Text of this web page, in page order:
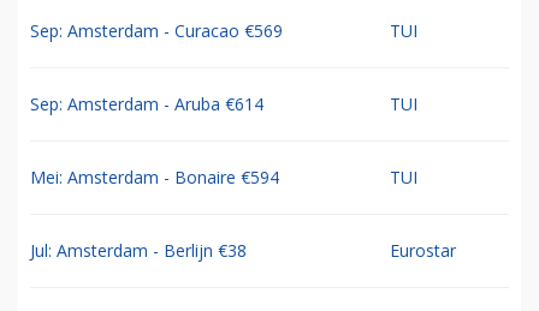
Sep: Amsterdam - Curacao €569 TUI
Sep: Amsterdam - Aruba €614 TUI
Mei: Amsterdam - Bonaire €594 TUI
Jul: Amsterdam - Berlijn €38 Eurostar